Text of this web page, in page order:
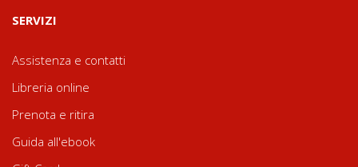
SERVIZI
Assistenza e contatti
Libreria online
Prenota e ritira
Guida all'ebook